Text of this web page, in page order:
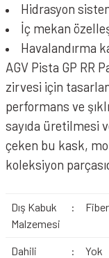
Hidrasyon
İç mekan
Havalandırma
AGV Pista GP RR
zirvesi için
performans ve
sayıda üretilmesi
çeken bu kask,
koleksiyon
Dış Kabuk
Malzemesi
:
Dahili
: Yok